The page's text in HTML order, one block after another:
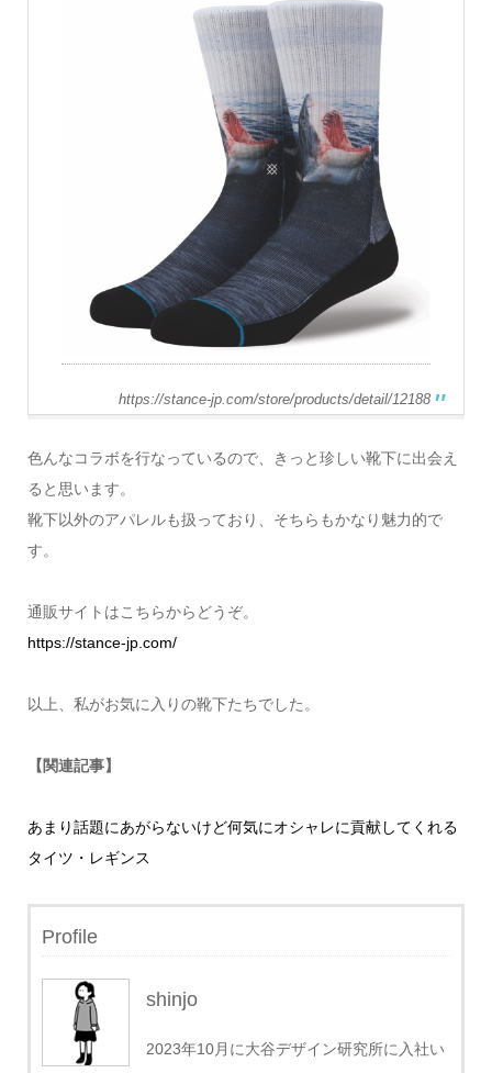
https://stance-jp.com/store/products/detail/12188
色んなコラボを行なっているので、きっと珍しい靴下に出会え
ると思います。
靴下以外のアパレルも扱っており、そちらもかなり魅力的で
す。
通販サイトはこちらからどうぞ。
https://stance-jp.com/
以上、私がお気に入りの靴下たちでした。
【関連記事】
あまり話題にあがらないけど何気にオシャレに貢献してくれる
タイツ・レギンス
Profile
shinjo
2023年10月に大谷デザイン研究所に入社い